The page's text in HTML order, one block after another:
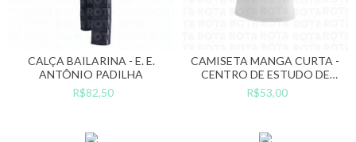
CALÇA BAILARINA - E. E.
ANTÔNIO PADILHA
R$82,50
CAMISETA MANGA CURTA -
CENTRO DE ESTUDO DE
LÍNGUAS - E.E JULIO PRESTES
DE ALBUQUERQUE
R$53,00